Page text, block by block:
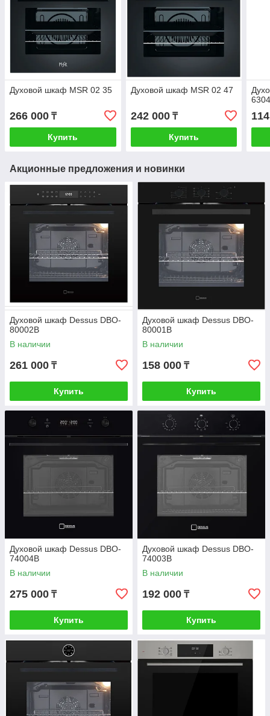
Духовой шкаф MSR 02 35
266 000 ₸
Купить
Духовой шкаф MSR 02 47
242 000₸
Купить
Акционные предложения и новинки
Духовой шкаф Dessus DBO-
80002B
В наличии
261 000 ₸
Купить
Духовой шкаф Dessus DBO-
80001B
В наличии
158 000 ₸
Купить
Духовой шкаф Dessus DBO-
74004B
В наличии
275 000 ₸
Купить
Духовой шкаф Dessus DBO-
74003B
В наличии
192 000 ₸
Купить